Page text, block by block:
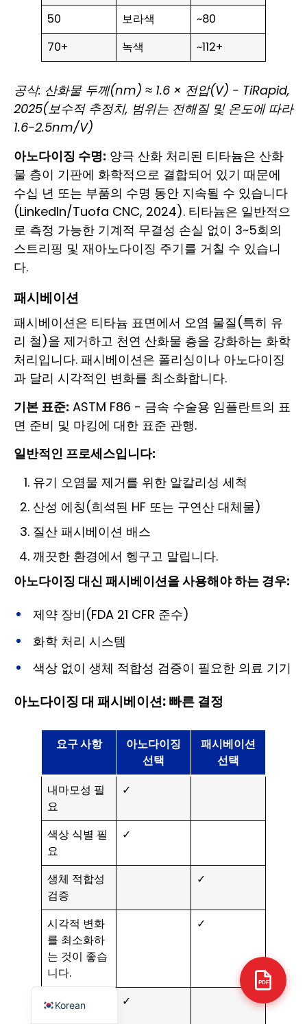
50
보라색
~80
70+
녹색 ~112+
공식: 산화물 두께(nm) ≈ 1.6 × 전압(V) - TiRapid,
2025(보수적 추정치, 범위는 전해질 및 온도에 따라
1.6-2.5nm/V)
아노다이징 수명: 양극 산화 처리된 티타늄은 산화
물 층이 기판에 화학적으로 결합되어 있기 때문에
수십 년 또는 부품의 수명 동안 지속될 수 있습니다
(LinkedIn/Tuofa CNC, 2024). 티타늄은 일반적으
로 측정 가능한 기계적 무결성 손실 없이 3~5회의
스트리핑 및 재아노다이징 주기를 거칠 수 있습니
다.
패시베이션
패시베이션은 티타늄 표면에서 오염 물질(특히 유
리 철)을 제거하고 천연 산화물 층을 강화하는 화학
처리입니다. 패시베이션은 폴리싱이나 아노다이징
과 달리 시각적인 변화를 최소화합니다.
기본 표준: ASTM F86 - 금속 수술용 임플란트의 표
면 준비 및 마킹에 대한 표준 관행.
일반적인 프로세스입니다:
유기 오염물 제거를 위한 알칼리성 세척
산성 에칭(희석된 HF 또는 구연산 대체물)
질산 패시베이션 배스
깨끗한 환경에서 헹구고 말립니다.
아노다이징 대신 패시베이션을 사용해야 하는 경우:
제약 장비(FDA 21 CFR 준수)
화학 처리 시스템
색상 없이 생체 적합성 검증이 필요한 의료 기기
아노다이징 대 패시베이션: 빠른 결정
요구 사항
아노다이징
선택
패시베이션
선택
내마모성 필
요
✓
색상 식별 필
요
✓
생체 적합성
검증
✓
시각적 변화
를 최소화하
는 것이 좋습
니다.
✓
AMS 2488
✓
PDF
Korean
English
French
Spanish
Portuguese
German
Russian
Italian
Arabic